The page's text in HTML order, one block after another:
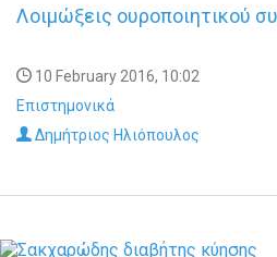
Λοιμώξεις ουροποιητικού
10 February 2016, 10:02
Επιστημονικά
Δημήτριος Ηλιόπουλος